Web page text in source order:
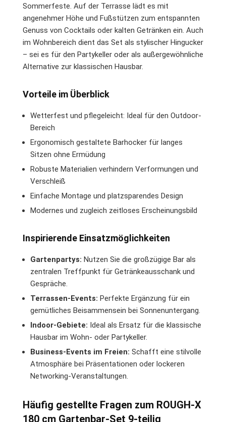
Sommerfeste. Auf der Terrasse lädt es mit
angenehmer Höhe und Fußstützen zum entspannten
Genuss von Cocktails oder kalten Getränken ein. Auch
im Wohnbereich dient das Set als stylischer Hingucker
– sei es für den Partykeller oder als außergewöhnliche
Alternative zur klassischen Hausbar.
Vorteile im Überblick
Wetterfest und pflegeleicht: Ideal für den Outdoor-
Bereich
Ergonomisch gestaltete Barhocker für langes
Sitzen ohne Ermüdung
Robuste Materialien verhindern Verformungen und
Verschleiß
Einfache Montage und platzsparendes Design
Modernes und zugleich zeitloses Erscheinungsbild
Inspirierende Einsatzmöglichkeiten
Gartenpartys: Nutzen Sie die großzügige Bar als
zentralen Treffpunkt für Getränkeausschank und
Gespräche.
Terrassen-Events: Perfekte Ergänzung für ein
gemütliches Beisammensein bei Sonnenuntergang.
Indoor-Gebiete: Ideal als Ersatz für die klassische
Hausbar im Wohn- oder Partykeller.
Business-Events im Freien: Schafft eine stilvolle
Atmosphäre bei Präsentationen oder lockeren
Networking-Veranstaltungen.
Häufig gestellte Fragen zum ROUGH-X
180 cm Gartenbar-Set 9-teilig